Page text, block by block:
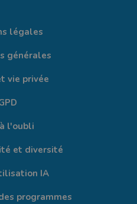
légales
générales
vie privée
l'oubli
et diversité
IA
programmes